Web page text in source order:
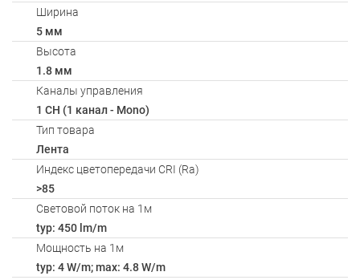
Ширина
5 мм
Высота
1.8 мм
Каналы управления
1 CH (1 канал - Mono)
Тип товара
Лента
Индекс цветопередачи CRI (Ra)
>85
Световой поток на 1м
typ: 450 lm/m
Мощность на 1м
typ: 4 W/m; max: 4.8 W/m